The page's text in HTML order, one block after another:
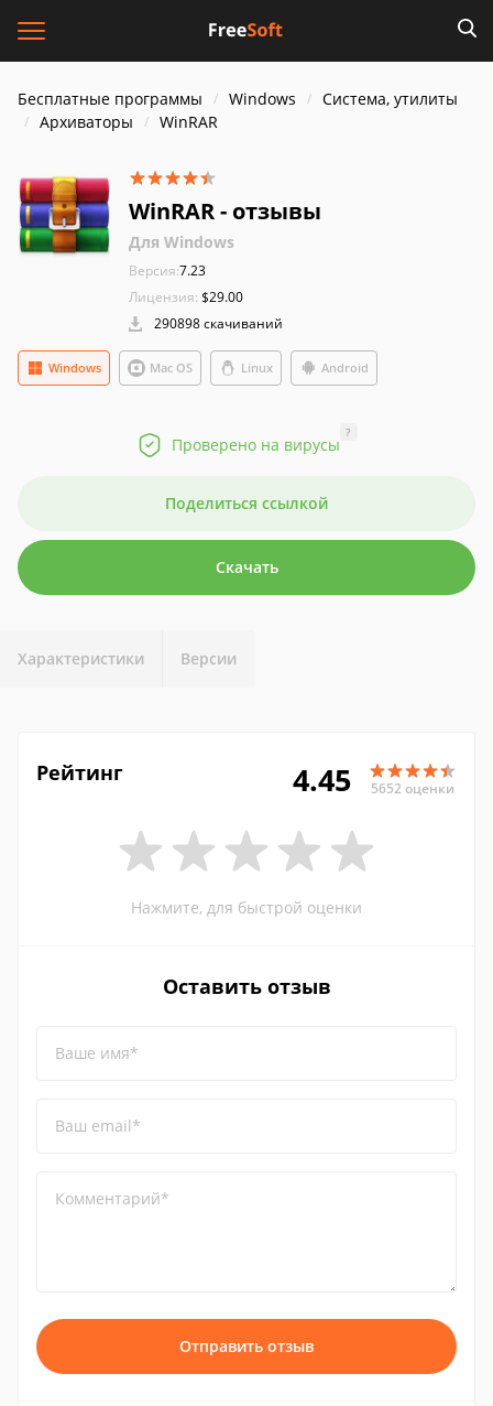
Бесплатные программы Windows
Система, утилиты
Архиваторы
WinRAR
WinRAR - отзывы
Для Windows
Версия:7.23
Лицензия: $29.00
290898 скачиваний
Windows Mac OS Linux Android
Проверено на вирусы
?
Поделиться ссылкой
Скачать
Характеристики Версии
Рейтинг 4.45 5652 оценки
Нажмите, для быстрой оценки
Оставить отзыв
Ваше имя*
Ваш email*
Комментарий*
Отправить отзыв